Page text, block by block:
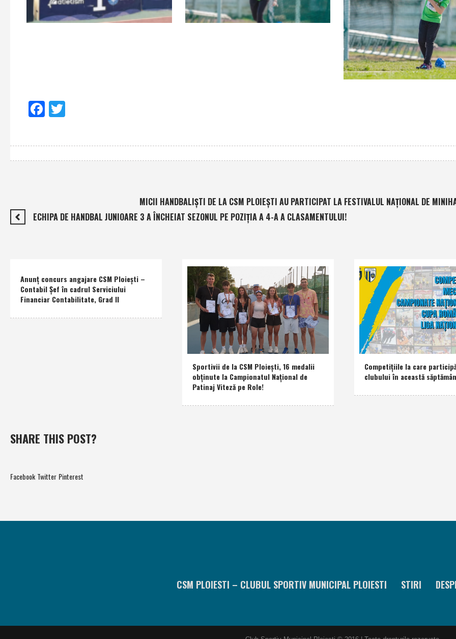
Facebook
MICII HANDBALIŞTI DE LA CSM PLOIEŞTI AU PARTICIPAT LA FESTIVALUL NAŢIONAL DE
ECHIPA DE HANDBAL JUNIOARE 3 A ÎNCHEIAT SEZONUL PE POZIŢIA A 4-A A CLASAMENTULUI!
Anunţ concurs angajare CSM Ploieşti –
Contabil Şef în cadrul Serviciului
Financiar Contabilitate, Grad II
Sportivii de la CSM Ploieşti, 16 medalii
obţinute la Campionatul Naţional de
Patinaj Viteză pe Role!
Competiţiile la care
clubului în această
SHARE THIS POST?
Facebook Twitter Pinterest
CSM PLOIESTI – CLUBUL SPORTIV MUNICIPAL PLOIESTI STIRI